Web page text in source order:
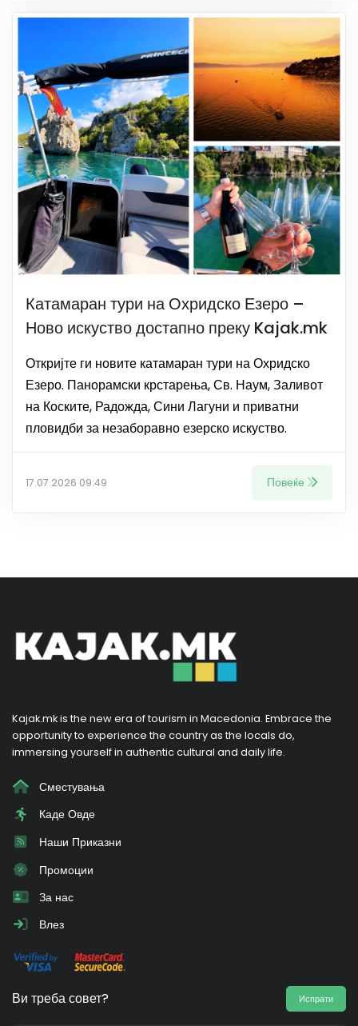
Катамаран тури на Охридско Езеро –
Ново искуство достапно преку Kajak.mk
Откријте ги новите катамаран тури на Охридско
Езеро. Панорамски крстарења, Св. Наум, Заливот
на Коските, Радожда, Сини Лагуни и приватни
пловидби за незаборавно езерско искуство.
17.07.2026 09:49 Повеќе
Kajak.mk is the new era of tourism in Macedonia. Embrace the
opportunity to experience the country as the locals do,
immersing yourself in authentic cultural and daily life.
Сместувања
Каде Овде
Наши Приказни
Промоции
За нас
Влез
Ви треба совет? Испрати